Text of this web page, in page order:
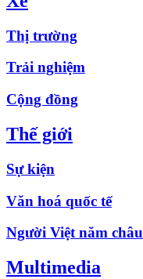
Thị trường
Trải nghiệm
Cộng đồng
Thế giới
Sự kiện
Văn hoá quốc tế
Người Việt năm châu
Multimedia